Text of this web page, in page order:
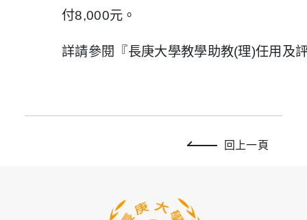
付8,000元。
詳請參閱『長庚大學教學助教(理)任用及
回上一頁